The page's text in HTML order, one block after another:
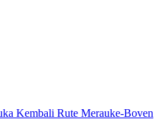
Kembali Rute Merauke-Boven